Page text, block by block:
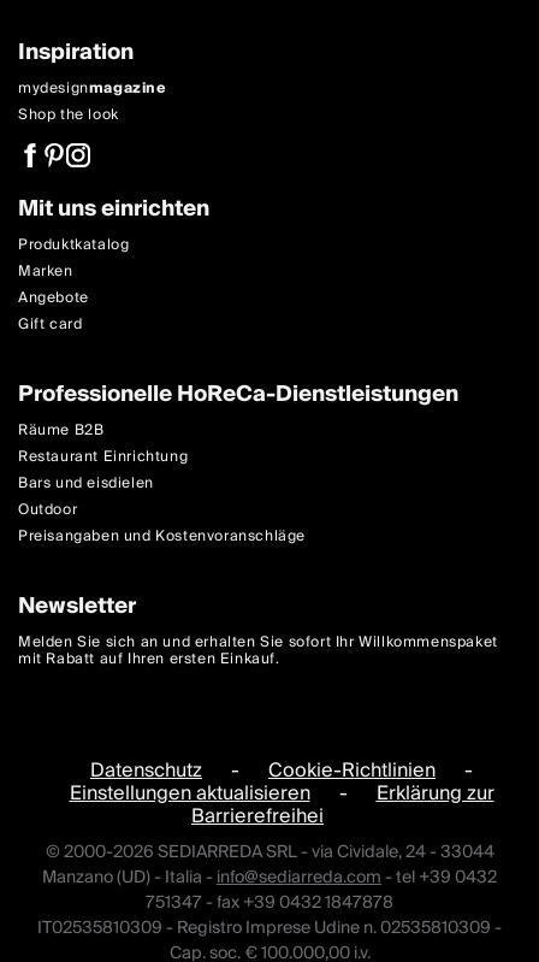
Inspiration
mydesignmagazine
Shop the look
Mit uns einrichten
Produktkatalog
Marken
Angebote
Gift card
Professionelle HoReCa-Dienstleistungen
Räume B2B
Restaurant Einrichtung
Bars und eisdielen
Outdoor
Preisangaben und Kostenvoranschläge
Newsletter
Melden Sie sich an und erhalten Sie sofort Ihr Willkommenspaket
mit Rabatt auf Ihren ersten Einkauf.
Datenschutz - Cookie-Richtlinien -
Einstellungen aktualisieren - Erklärung zur
Barrierefreihei
© 2000-2026 SEDIARREDA SRL - via Cividale, 24 - 33044
Manzano (UD) - Italia -info@sediarreda.com- tel +39 0432
751347 - fax +39 0432 1847878
IT02535810309 - Registro Imprese Udine n. 02535810309 -
Cap. soc. € 100.000,00 i.v.